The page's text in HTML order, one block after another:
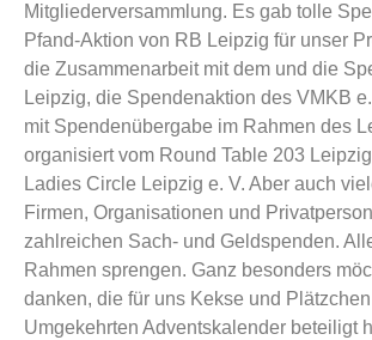
Mitgliederversammlung. Es gab tolle
Pfand-Aktion von RB Leipzig für unser
die Zusammenarbeit mit dem und die
Leipzig, die Spendenaktion des VMKB
mit Spendenübergabe im Rahmen des
organisiert vom Round Table 203
Ladies Circle Leipzig e. V. Aber auch
Firmen, Organisationen und
zahlreichen Sach- und Geldspenden.
Rahmen sprengen. Ganz besonders
danken, die für uns Kekse und
Umgekehrten Adventskalender beteiligt